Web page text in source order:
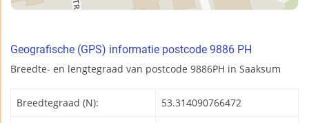
Geografische (GPS) informatie postcode 9886 PH
Breedte- en lengtegraad van postcode 9886PH in Saaksum
Breedtegraad (N): 53.314090766472